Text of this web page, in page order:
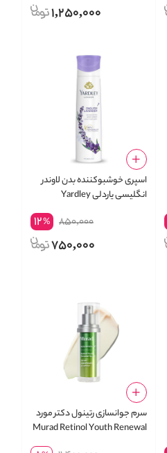
1,250,000
اسپری خوشبوکننده بدن لاوندر
انگلیسی یاردلی Yardley
London English Lavender
Refreshing Body Spray
850,000
12%
750,000
سرم جوانسازی رتینول دکتر مورد
Murad Retinol Youth Renewal